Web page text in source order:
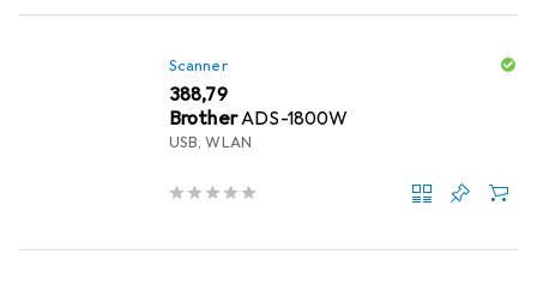
Scanner
EUR
388,79
BrotherADS-1800W
USB, WLAN